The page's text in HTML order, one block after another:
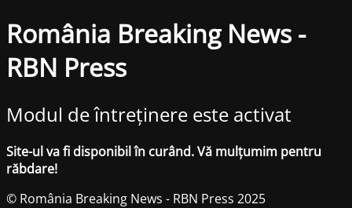
România Breaking News -
RBN Press
Modul de întreținere este activat
Site-ul va fi disponibil în curând. Vă mulțumim pentru
răbdare!
© România Breaking News - RBN Press 2025